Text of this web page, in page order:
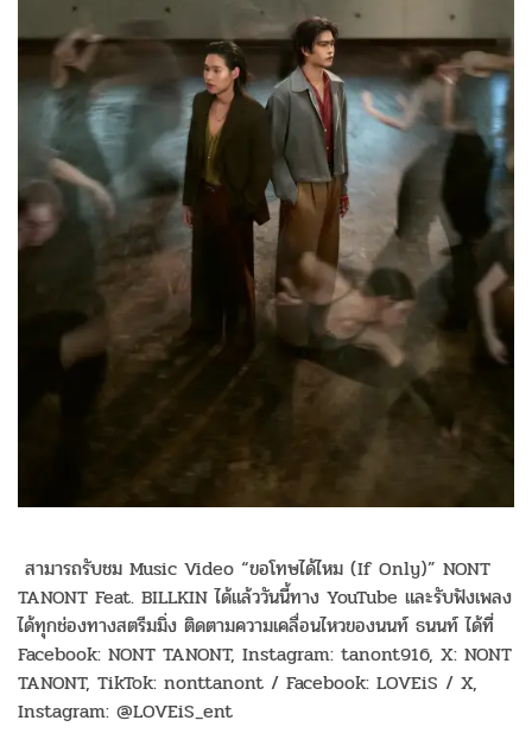
สามารถรับชม Music Video “ขอโทษได้ไหม (If Only)” NONT
TANONT Feat. BILLKIN ได้แล้ววันนี้ทาง YouTube และรับฟังเพลง
ได้ทุกช่องทางสตรีมมิ่ง ติดตามความเคลื่อนไหวของนนท์ ธนนท์ ได้ที่
Facebook: NONT TANONT, Instagram: tanont916, X: NONT
TANONT, TikTok: nonttanont / Facebook: LOVEiS / X,
Instagram: @LOVEiS_ent